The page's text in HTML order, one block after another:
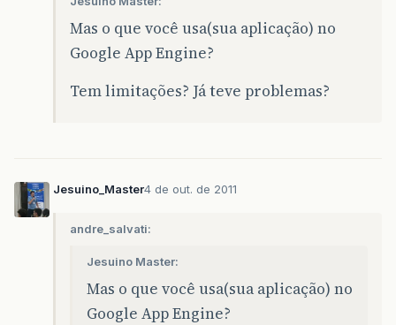
Mas o que você usa(sua aplicação) no
Google App Engine?
Tem limitações? Já teve problemas?
Jesuino_Master4 de out. de 2011
andre_salvati:
Jesuino Master:
Mas o que você usa(sua aplicação) no
Google App Engine?